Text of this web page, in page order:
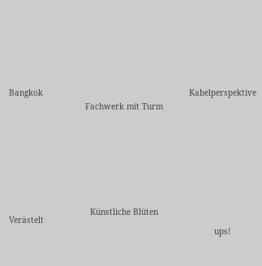
Bangkok
Fachwerk mit Turm
Kabelperspektive
Verästelt
Künstliche Blüten
ups!